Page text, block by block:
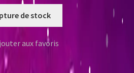
de stock
aux favoris